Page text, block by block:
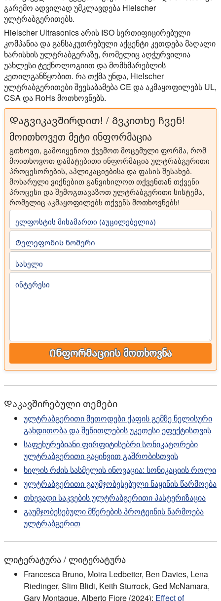
გარემო ადვილად უმკლავდება Hielscher
ულტრაბგერითებს.
Hielscher Ultrasonics არის ISO სერთიფიცირებული
კომპანია და განსაკუთრებული აქცენტი კეთდება მაღალი
ხარისხის ულტრაბგერაზე, რომელიც აღჭურვილია
უახლესი ტექნოლოგიით და მომხმარებლის
კეთილგანწყობით. რა თქმა უნდა, Hielscher
ულტრაბგერითები შეესაბამება CE და აკმაყოფილებს UL,
CSA და RoHs მოთხოვნებს.
Დაგვიკავშირდით! / Გვკითხე ჩვენ!
მოითხოვეთ მეტი ინფორმაცია
გთხოვთ, გამოიყენოთ ქვემოთ მოცემული ფორმა, რომ
მოითხოვოთ დამატებითი ინფორმაცია ულტრაბგერითი
პროცესორების, აპლიკაციებისა და ფასის შესახებ.
მოხარული ვიქნებით განვიხილოთ თქვენთან თქვენი
პროცესი და შემოგთავაზოთ ულტრაბგერითი სისტემა,
რომელიც აკმაყოფილებს თქვენს მოთხოვნებს!
ელფოსტის მისამართი (აუცილებელია)
Ტელეფონის ნომერი
სახელი
ინტერესი
Ინფორმაციის მოთხოვნა
Დაკავშირებული თემები
ულტრაბგერითი მეთოდები ქაფის გემზე ნელისური
გახდითობა და შეწითლების უკეთესი ეფექტისთვის
საფეხურებიანი ფირფიტისებრი სონიკატორები
ულტრაბგერითი გაყინვით გაშრობისთვის
ხილის რძის სასმელის ინოვაცია: სონიკაციის როლი
ულტრაბგერითი გაუმჯობესებული ნაყინის წარმოება
თხევადი საკვების ულტრაბგერითი პასტერიზაცია
გაუმჯობესებული მწერების პროტეინის წარმოება
ულტრაბგერით
ლიტერატურა / ლიტერატურა
Francesca Bruno, Moira Ledbetter, Ben Davies, Lena
Riedinger, Slim Blidi, Keith Sturrock, Ged McNamara,
Gary Montague, Alberto Fiore (2024): Effect of